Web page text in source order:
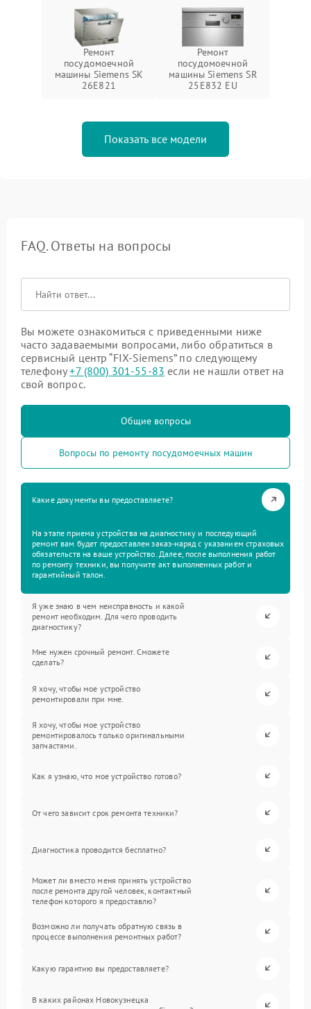
Ремонт
посудомоечной
машины Siemens SK
26E821
Ремонт
посудомоечной
машины Siemens SR
25E832 EU
Показать все модели
FAQ. Ответы на вопросы
Вы можете ознакомиться с приведенными ниже
часто задаваемыми вопросами, либо обратиться в
сервисный центр “FIX-Siemens” по следующему
телефону+7 (800) 301-55-83 если не нашли ответ на
свой вопрос.
Общие вопросы
Вопросы по ремонту посудомоечных машин
Какие документы вы предоставляете?
На этапе приема устройства на диагностику и последующий
ремонт вам будет предоставлен заказ-наряд с указанием страховых
обязательств на ваше устройство. Далее, после выполнения работ
по ремонту техники, вы получите акт выполненных работ и
гарантийный талон.
Я уже знаю в чем неисправность и какой
ремонт необходим. Для чего проводить
диагностику?
Мне нужен срочный ремонт. Сможете
сделать?
Я хочу, чтобы мое устройство
ремонтировали при мне.
Я хочу, чтобы мое устройство
ремонтировалось только оригинальными
запчастями.
Как я узнаю, что мое устройство готово?
От чего зависит срок ремонта техники?
Диагностика проводится бесплатно?
Может ли вместо меня принять устройство
после ремонта другой человек, контактный
телефон которого я предоставлю?
Возможно ли получать обратную связь в
процессе выполнения ремонтных работ?
Какую гарантию вы предоставляете?
В каких районах Новокузнецка